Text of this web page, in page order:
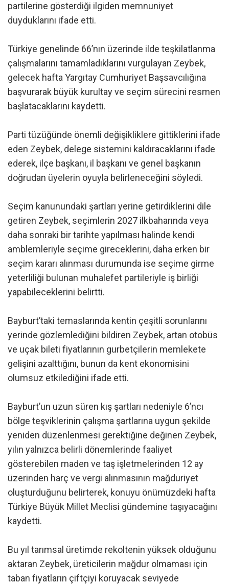
partilerine gösterdiği ilgiden memnuniyet
duyduklarını ifade etti.
Türkiye genelinde 66’nın üzerinde ilde teşkilatlanma
çalışmalarını tamamladıklarını vurgulayan Zeybek,
gelecek hafta Yargıtay Cumhuriyet Başsavcılığına
başvurarak büyük kurultay ve seçim sürecini resmen
başlatacaklarını kaydetti.
Parti tüzüğünde önemli değişikliklere gittiklerini ifade
eden Zeybek, delege sistemini kaldıracaklarını ifade
ederek, ilçe başkanı, il başkanı ve genel başkanın
doğrudan üyelerin oyuyla belirleneceğini söyledi.
Seçim kanunundaki şartları yerine getirdiklerini dile
getiren Zeybek, seçimlerin 2027 ilkbaharında veya
daha sonraki bir tarihte yapılması halinde kendi
amblemleriyle seçime gireceklerini, daha erken bir
seçim kararı alınması durumunda ise seçime girme
yeterliliği bulunan muhalefet partileriyle iş birliği
yapabileceklerini belirtti.
Bayburt’taki temaslarında kentin çeşitli sorunlarını
yerinde gözlemlediğini bildiren Zeybek, artan otobüs
ve uçak bileti fiyatlarının gurbetçilerin memlekete
gelişini azalttığını, bunun da kent ekonomisini
olumsuz etkilediğini ifade etti.
Bayburt’un uzun süren kış şartları nedeniyle 6’ncı
bölge teşviklerinin çalışma şartlarına uygun şekilde
yeniden düzenlenmesi gerektiğine değinen Zeybek,
yılın yalnızca belirli dönemlerinde faaliyet
gösterebilen maden ve taş işletmelerinden 12 ay
üzerinden harç ve vergi alınmasının mağduriyet
oluşturduğunu belirterek, konuyu önümüzdeki hafta
Türkiye Büyük Millet Meclisi gündemine taşıyacağını
kaydetti.
Bu yıl tarımsal üretimde rekoltenin yüksek olduğunu
aktaran Zeybek, üreticilerin mağdur olmaması için
taban fiyatların çiftçiyi koruyacak seviyede